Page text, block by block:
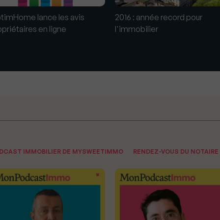
lance les avis
en ligne
2016 : année record pour
l'immobilier
IMMOBILIER DE MYSWEETIMMO RENDEZ-VOUS DU NOTAIRE